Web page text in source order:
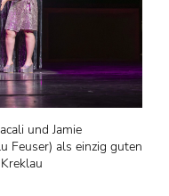
und Jamie
Feuser) als einzig guten